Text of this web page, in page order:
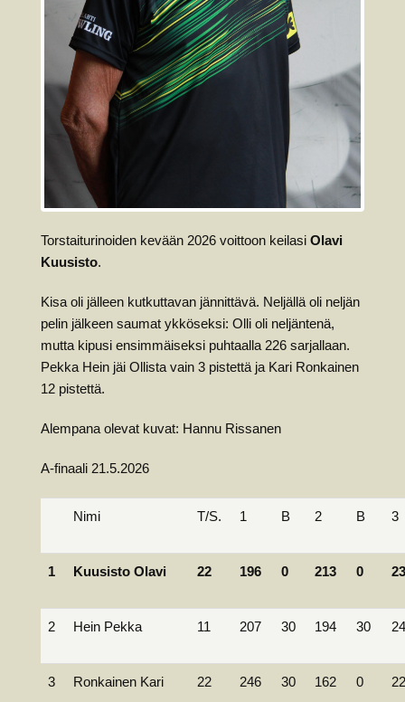
Torstaiturinoiden kevään 2026 voittoon keilasi Olavi
Kuusisto.
Kisa oli jälleen kutkuttavan jännittävä. Neljällä oli neljän
pelin jälkeen saumat ykköseksi: Olli oli neljäntenä,
mutta kipusi ensimmäiseksi puhtaalla 226 sarjallaan.
Pekka Hein jäi Ollista vain 3 pistettä ja Kari Ronkainen
12 pistettä.
Alempana olevat kuvat: Hannu Rissanen
A-finaali 21.5.2026
Nimi T/S. 1 B 2 B 3
1 Kuusisto Olavi 22 196 0 213 0
2 Hein Pekka 11 207 30 194 30
3 Ronkainen Kari 22 246 30 162 0